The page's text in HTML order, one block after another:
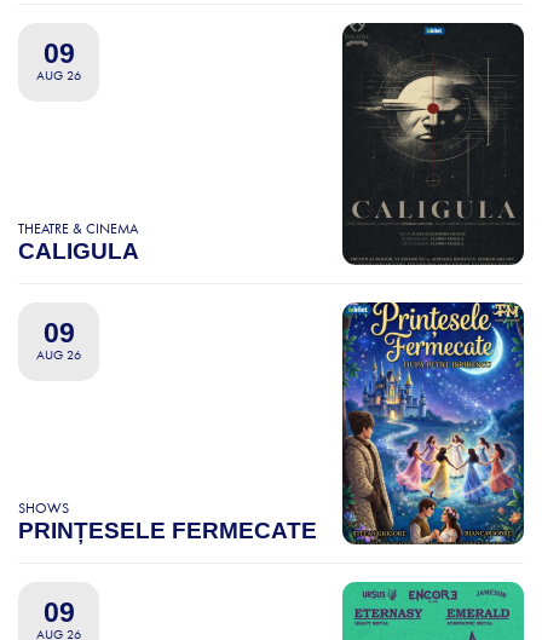
09
AUG 26
THEATRE & CINEMA
CALIGULA
09
AUG 26
SHOWS
PRINȚESELE FERMECATE
09
AUG 26